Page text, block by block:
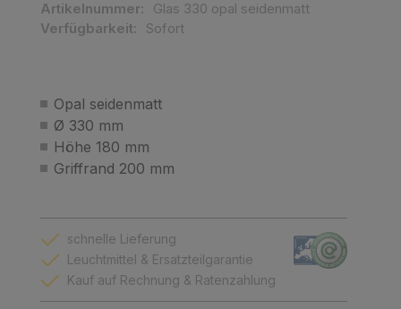
Opal seidenmatt
Ø 330 mm
Höhe 180 mm
Griffrand 200 mm
Artikelnummer:
Glas 330 opal seidenmatt
Verfügbarkeit:
Sofort
schnelle Lieferung
Leuchtmittel & Ersatzteilgarantie
Kauf auf Rechnung & Ratenzahlung